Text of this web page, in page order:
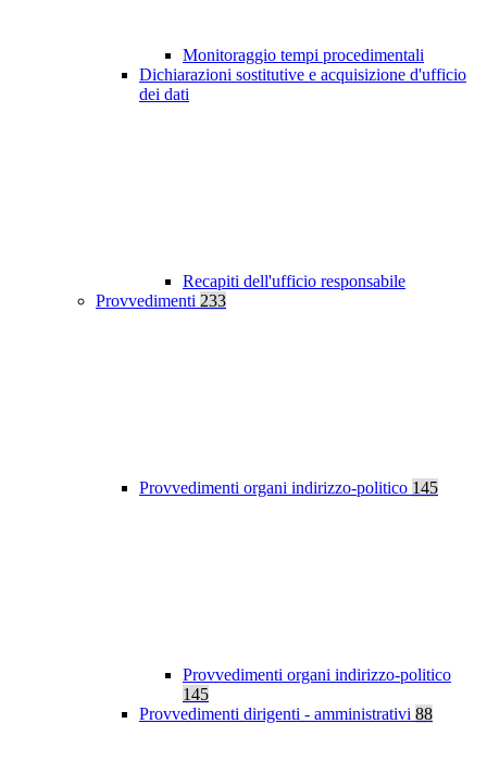
Monitoraggio tempi procedimentali
Dichiarazioni sostitutive e acquisizione d'ufficio
dei dati
Recapiti dell'ufficio responsabile
Provvedimenti 233
Provvedimenti organi indirizzo-politico 145
Provvedimenti organi indirizzo-politico
145
Provvedimenti dirigenti - amministrativi 88